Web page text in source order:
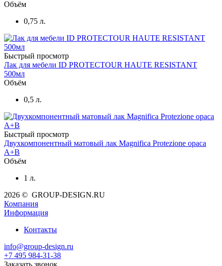
Объём
0,75 л.
Быстрый просмотр
Лак для мебели ID PROTECTOUR HAUTE RESISTANT
500мл
Объём
0,5 л.
Быстрый просмотр
Двухкомпонентный матовый лак Magnifica Protezione opaca
A+B
Объём
1 л.
2026 © GROUP-DESIGN.RU
Компания
Информация
Контакты
info@group-design.ru
+7 495 984-31-38
Заказать звонок